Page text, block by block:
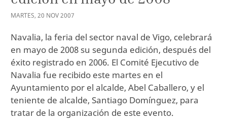
MARTES, 20 NOV2007
Navalia, la feria del sector naval de Vigo, celebrará
en mayo de 2008 su segunda edición, después del
éxito registrado en 2006. El Comité Ejecutivo de
Navalia fue recibido este martes en el
Ayuntamiento por el alcalde, Abel Caballero, y el
teniente de alcalde, Santiago Domínguez, para
tratar de la organización de este evento.